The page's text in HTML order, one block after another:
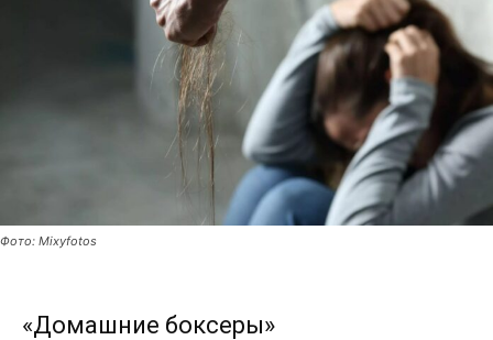
Фото: Mixyfotos
«Домашние боксеры»